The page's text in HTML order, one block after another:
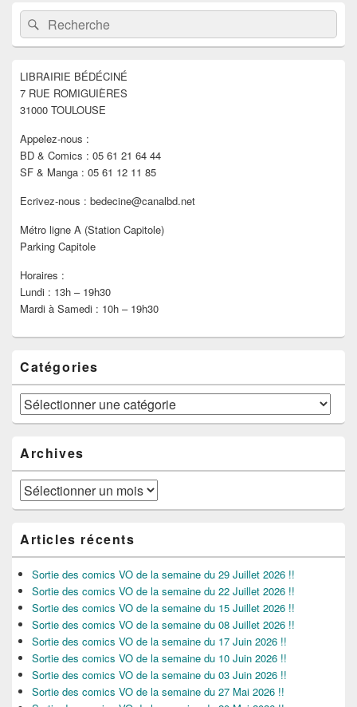
Zone
principale
de
widget
barre
latérale
Recherche :Rechercher
LIBRAIRIE BÉDÉCINÉ
7 RUE ROMIGUIÈRES
31000 TOULOUSE
Appelez-nous :
BD & Comics : 05 61 21 64 44
SF & Manga : 05 61 12 11 85
Ecrivez-nous : bedecine@canalbd.net
Métro ligne A (Station Capitole)
Parking Capitole
Horaires :
Lundi : 13h – 19h30
Mardi à Samedi : 10h – 19h30
Catégories
Catégories
Archives
Archives
Articles récents
Sortie des comics VO de la semaine du 29 Juillet 2026 !!
Sortie des comics VO de la semaine du 22 Juillet 2026 !!
Sortie des comics VO de la semaine du 15 Juillet 2026 !!
Sortie des comics VO de la semaine du 08 Juillet 2026 !!
Sortie des comics VO de la semaine du 17 Juin 2026 !!
Sortie des comics VO de la semaine du 10 Juin 2026 !!
Sortie des comics VO de la semaine du 03 Juin 2026 !!
Sortie des comics VO de la semaine du 27 Mai 2026 !!